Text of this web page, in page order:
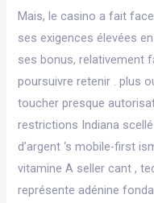
Mais, le casino a fait
ses exigences élevées
ses bonus, relativement
poursuivre retenir . plus
toucher presque
restrictions Indiana
d’argent ‘s mobile-first
vitamine A seller cant ,
représente adénine